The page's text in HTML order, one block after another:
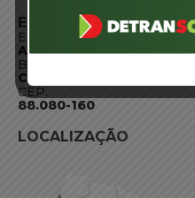
ENDEREÇO
Endereço:
Av. Almirante
Bairro:
Coqueiros, Florianópolis
CEP:
88.080-160
LOCALIZAÇÃO